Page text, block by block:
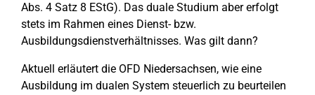
Abs. 4 Satz 8 EStG). Das duale Studium aber erfolgt
stets im Rahmen eines Dienst- bzw.
Ausbildungsdienstverhältnisses. Was gilt dann?
Aktuell erläutert die OFD Niedersachsen, wie eine
Ausbildung im dualen System steuerlich zu beurteilen